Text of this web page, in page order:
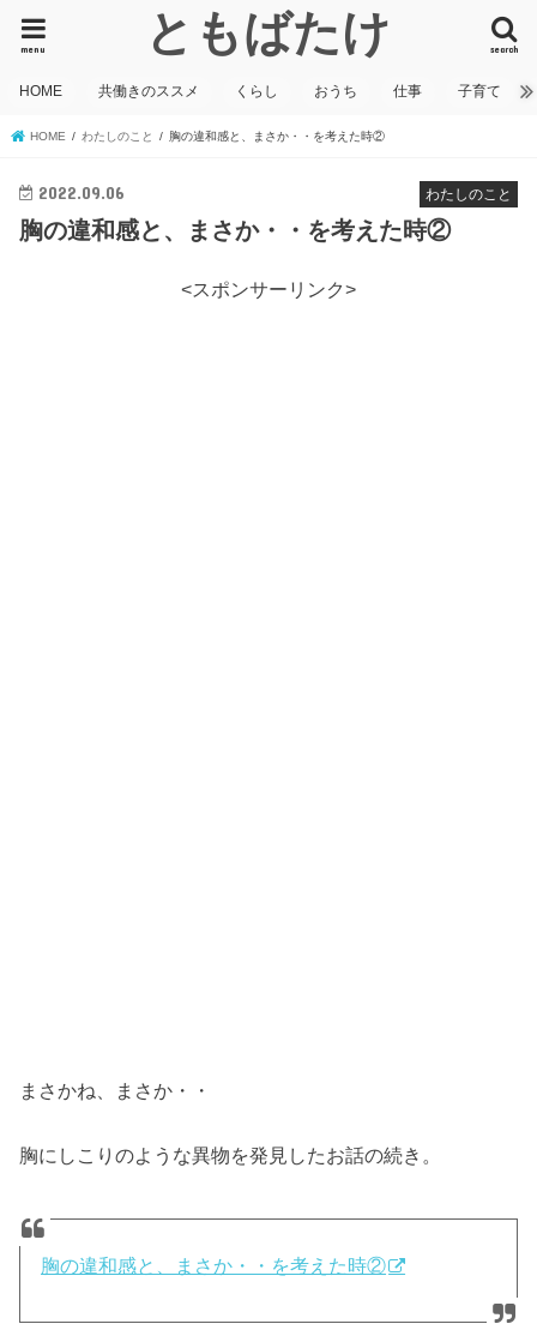
ともばたけ search
menu
HOME 共働きのススメ くらし おうち 仕事 子育て
HOME わたしのこと 胸の違和感と、まさか・・を考えた時②
わたしのこと
2022.09.06
胸の違和感と、まさか・・を考えた時②
<スポンサーリンク>
まさかね、まさか・・
胸にしこりのような異物を発見したお話の続き。
胸の違和感と、まさか・・を考えた時②